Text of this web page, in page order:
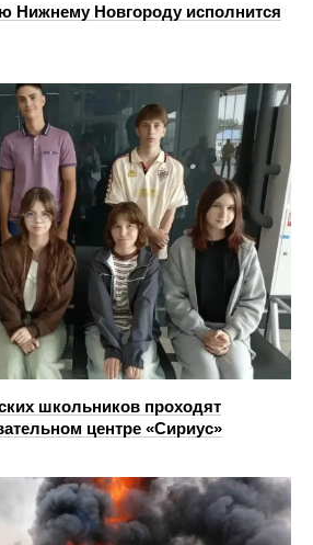
Нижнему Новгороду исполнится
школьников проходят
центре «Сириус»